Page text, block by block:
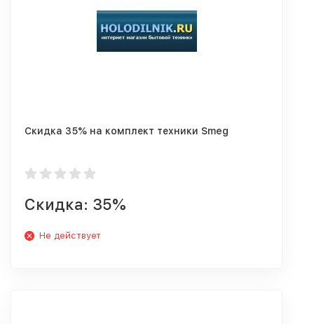
Скидка 35% на комплект техники Smeg
Скидка: 35%
Не действует